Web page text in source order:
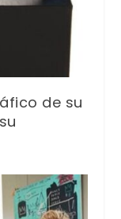
de su